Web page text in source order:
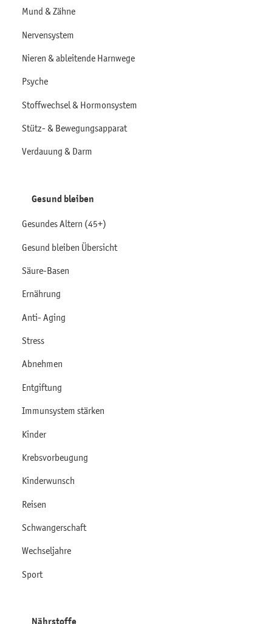
Mund & Zähne
Nervensystem
Nieren & ableitende Harnwege
Psyche
Stoffwechsel & Hormonsystem
Stütz- & Bewegungsapparat
Verdauung & Darm
Gesund bleiben
Gesundes Altern (45+)
Gesund bleiben Übersicht
Säure-Basen
Ernährung
Anti- Aging
Stress
Abnehmen
Entgiftung
Immunsystem stärken
Kinder
Krebsvorbeugung
Kinderwunsch
Reisen
Schwangerschaft
Wechseljahre
Sport